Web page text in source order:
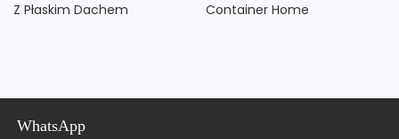
Z Płaskim Dachem
Container Home
WhatsApp